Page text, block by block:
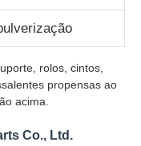
rolos, cintos,
propensas ao
acima.
Co., Ltd.